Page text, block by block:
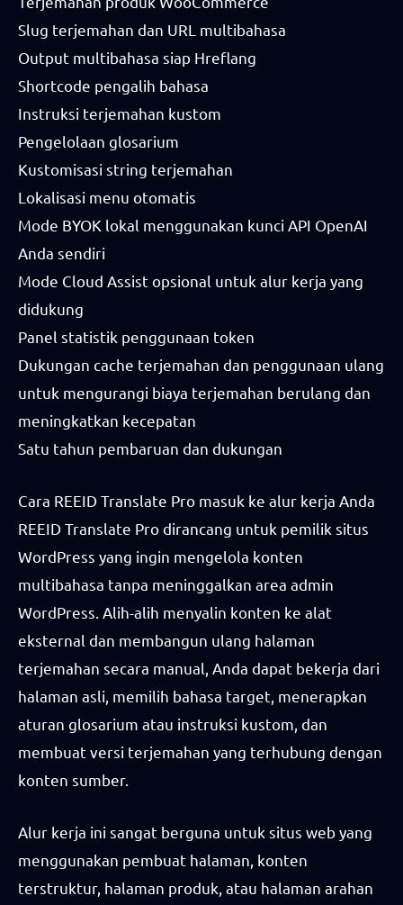
Slug terjemahan dan URL multibahasa
Output multibahasa siap Hreflang
Shortcode pengalih bahasa
Instruksi terjemahan kustom
Pengelolaan glosarium
Kustomisasi string terjemahan
Lokalisasi menu otomatis
Mode BYOK lokal menggunakan kunci API OpenAI
Anda sendiri
Mode Cloud Assist opsional untuk alur kerja yang
didukung
Panel statistik penggunaan token
Dukungan cache terjemahan dan penggunaan ulang
untuk mengurangi biaya terjemahan berulang dan
meningkatkan kecepatan
Satu tahun pembaruan dan dukungan
Cara REEID Translate Pro masuk ke alur kerja Anda
REEID Translate Pro dirancang untuk pemilik situs
WordPress yang ingin mengelola konten
multibahasa tanpa meninggalkan area admin
WordPress. Alih-alih menyalin konten ke alat
eksternal dan membangun ulang halaman
terjemahan secara manual, Anda dapat bekerja dari
halaman asli, memilih bahasa target, menerapkan
aturan glosarium atau instruksi kustom, dan
membuat versi terjemahan yang terhubung dengan
konten sumber.
Alur kerja ini sangat berguna untuk situs web yang
menggunakan pembuat halaman, konten
terstruktur, halaman produk, atau halaman arahan